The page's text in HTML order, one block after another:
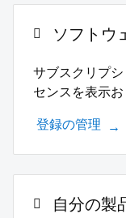
ソフトウ
サブスクリプ
センスを表示お
登録の管理
自分の製